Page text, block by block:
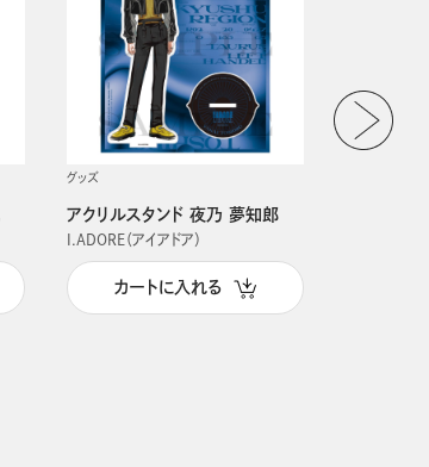
グッズ
アクリルスタンド 夜乃 夢知郎
I.ADORE（アイアドア）
カートに入れる